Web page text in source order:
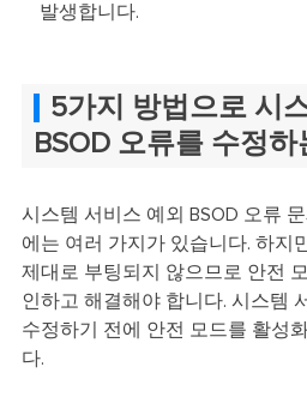
발생합니다.
5가지 방법으로 시
BSOD 오류를 수정하
시스템 서비스 예외 BSOD 오류
에는 여러 가지가 있습니다. 하지
제대로 부팅되지 않으므로 안전
인하고 해결해야 합니다. 시스템
수정하기 전에 안전 모드를 활성
다.